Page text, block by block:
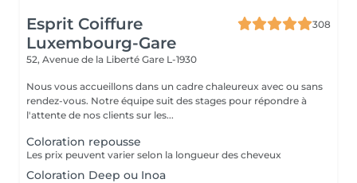
Esprit Coiffure
Luxembourg-Gare
308
52, Avenue de la Liberté Gare L-1930
Nous vous accueillons dans un cadre chaleureux avec ou sans
rendez-vous. Notre équipe suit des stages pour répondre à
l'attente de nos clients sur les...
Coloration repousse
Les prix peuvent varier selon la longueur des cheveux
Coloration Deep ou Inoa